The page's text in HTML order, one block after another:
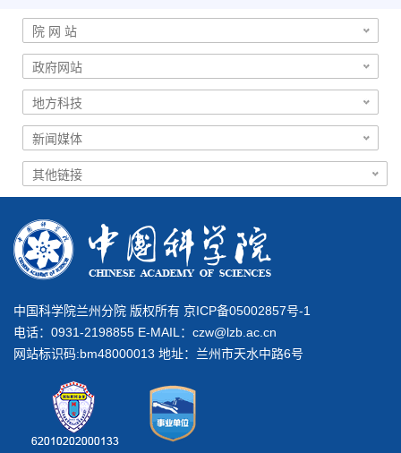
中国科学院兰州分院 版权所有 京ICP备05002857号-1
电话：0931-2198855 E-MAIL： czw@lzb.ac.cn
网站标识码:bm48000013 地址：兰州市天水中路6号